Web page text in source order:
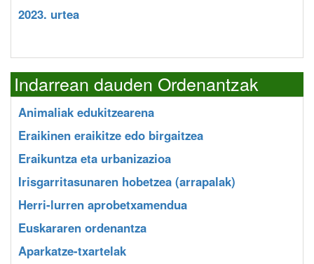
2023. urtea
Indarrean dauden Ordenantzak
Animaliak edukitzearena
Eraikinen eraikitze edo birgaitzea
Eraikuntza eta urbanizazioa
Irisgarritasunaren hobetzea (arrapalak)
Herri-lurren aprobetxamendua
Euskararen ordenantza
Aparkatze-txartelak